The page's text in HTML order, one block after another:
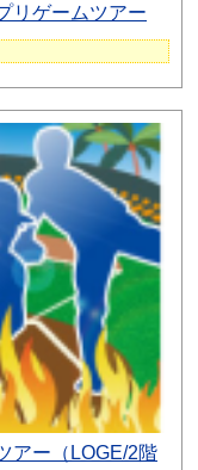
リゲームツアー
アー（LOGE/2階